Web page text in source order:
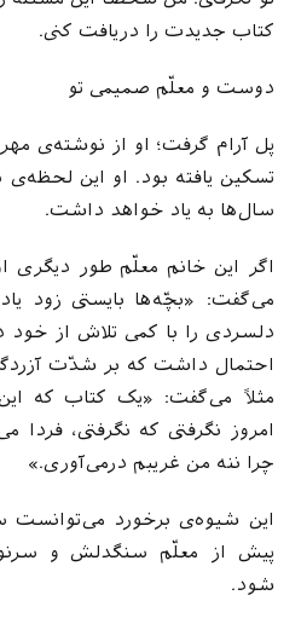
کتاب جدیدت را دریافت کنی.
دوست و معلّم صمیمی تو
پل آرام گرفت؛ او از نوشته‌ی
تسکین یافته بود. او این
سال‌ها به یاد خواهد داشت.
اگر این خانم معلّم طور دیگری
می‌گفت: «بچّه‌ها بایستی زود
دلسردی را با کمی تلاش از خود
احتمال داشت که بر شدّت آزردگی
مثلاً می‌گفت: «یک کتاب که
امروز نگرفتی که نگرفتی،
چرا ننه‌ من غریبم درمی‌آوری.»
این شیوه‌ی برخورد
پیش از معلّم سنگدلش و
شود.